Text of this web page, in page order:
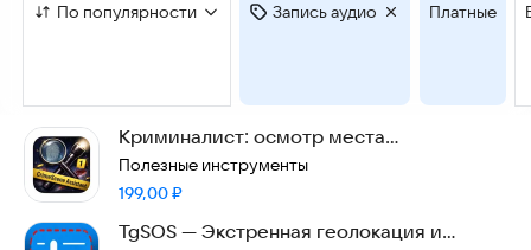
По популярности Запись аудио Платные
Криминалист: осмотр места
происшествия
Полезные инструменты
Цена:
199,00₽
TgSOS — Экстренная геолокация и